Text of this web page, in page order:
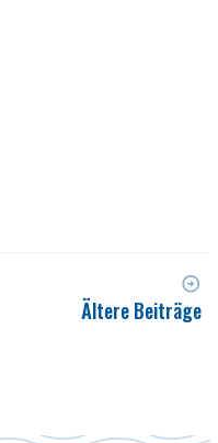
Ältere Beiträge